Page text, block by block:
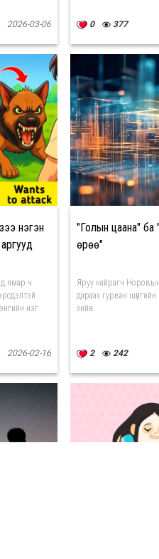
2026-03-06 0 377
нэгэн
аргууд
ямар ч
нэг
2026-02-16
"Голын цаана" ба
өрөө"
Яруу найрагч
дараах гурван
хийв.
2 242